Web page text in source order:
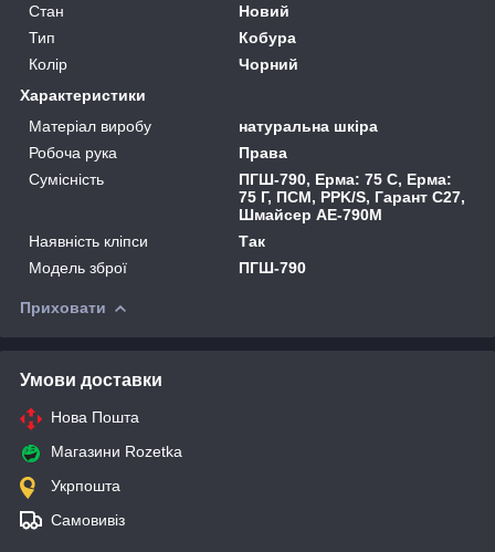
Стан
Новий
Тип
Кобура
Колір
Чорний
Характеристики
Матеріал виробу
натуральна шкіра
Робоча рука
Права
Сумісність
ПГШ-790, Ерма: 75 С, Ерма:
75 Г, ПСМ, PPK/S, Гарант С27,
Шмайсер АЕ-790М
Наявність кліпси
Так
Модель зброї
ПГШ-790
Приховати
Умови доставки
Нова Пошта
Магазини Rozetka
Укрпошта
Самовивіз